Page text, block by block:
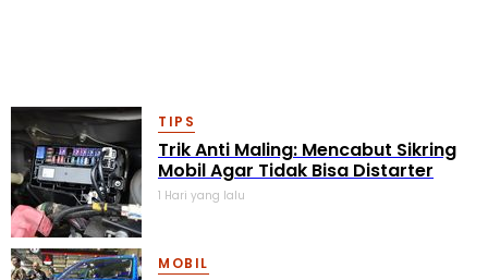
TIPS
Trik Anti Maling: Mencabut Sikring
Mobil Agar Tidak Bisa Distarter
1 Hari yang lalu
MOBIL